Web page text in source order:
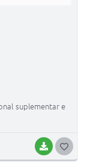
BAIXAR
suplementar e